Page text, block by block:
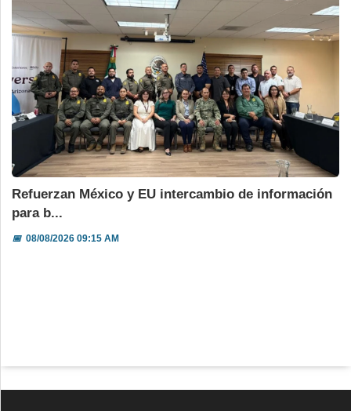
Refuerzan México y EU intercambio de información
para b...
📅08/08/2026 09:15 AM